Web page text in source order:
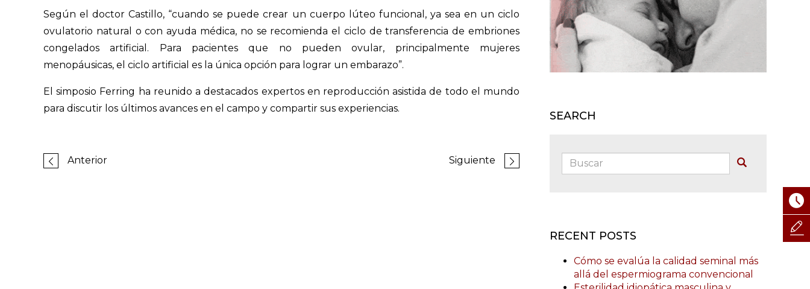
Según el doctor Castillo, “cuando se puede crear un cuerpo lúteo funcional, ya sea en un ciclo
ovulatorio natural o con ayuda médica, no se recomienda el ciclo de transferencia de embriones
congelados artificial. Para pacientes que no pueden ovular, principalmente mujeres
menopáusicas, el ciclo artificial es la única opción para lograr un embarazo”.
El simposio Ferring ha reunido a destacados expertos en reproducción asistida de todo el mundo
para discutir los últimos avances en el campo y compartir sus experiencias.
Anterior Siguiente
SEARCH
Buscar:
RECENT POSTS
Cómo se evalúa la calidad seminal más
allá del espermiograma convencional